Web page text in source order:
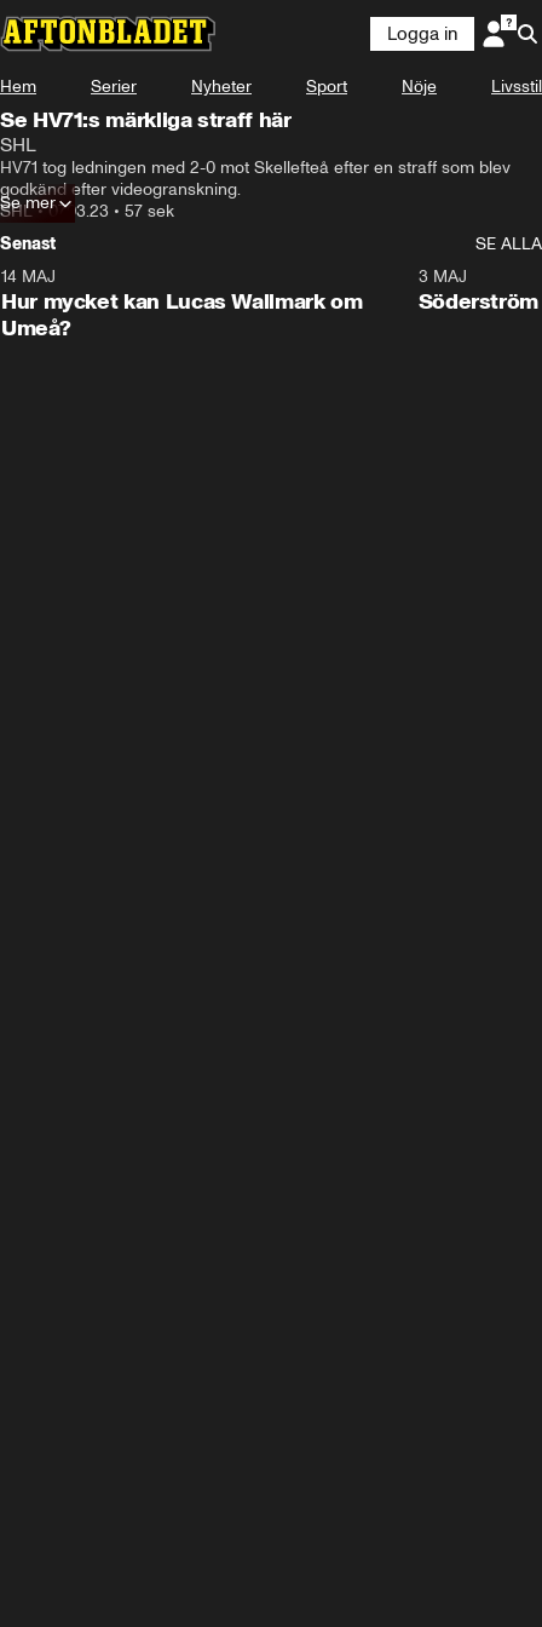
Logga in
Hem Serier Nyheter Sport Nöje Livsstil
Se HV71:s märkliga straff här
SHL
HV71 tog ledningen med 2-0 mot Skellefteå efter en straff som blev
godkänd efter videogranskning.
SHL•07.03.23 • 57 sek
Se mer
Senast
SE ALLA
Plus
14 MAJ
Hur mycket kan Lucas Wallmark om
Umeå?
3 MAJ